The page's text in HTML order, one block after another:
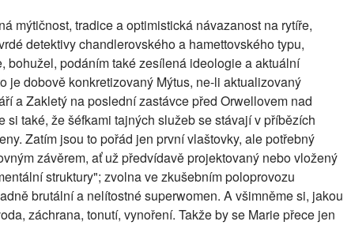
mýtičnost, tradice a optimistická návazanost na rytíře,
detektivy chandlerovského a hamettovského typu,
bohužel, podáním také zesílená ideologie a aktuální
je dobově konkretizovaný Mýtus, ne-li aktualizovaný
a Zakletý na poslední zastávce před Orwellovem nad
si také, že šéfkami tajných služeb se stávají v příbězích
Zatím jsou to pořád jen první vlaštovky, ale potřebný
závěrem, ať už předvídavě projektovaný nebo vložený
struktury"; zvolna ve zkušebním poloprovozu
brutální a nelítostné superwomen. A všimněme si, jakou
záchrana, tonutí, vynoření. Takže by se Marie přece jen